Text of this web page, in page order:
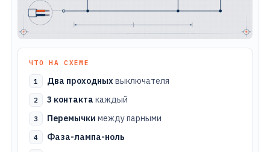
ЧТО НА СХЕМЕ
Два проходных выключателя
3 контакта каждый
Перемычки между парными
Фаза-лампа-ноль